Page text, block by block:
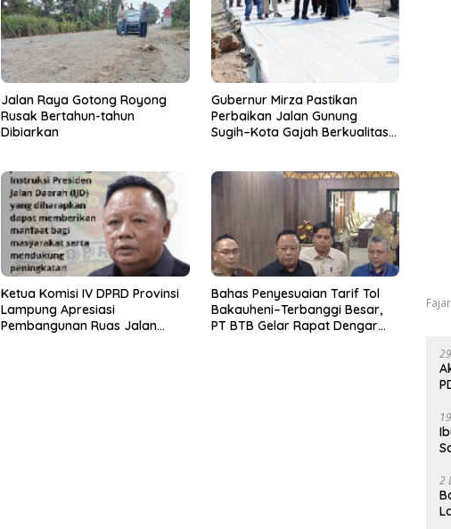
Jalan Raya Gotong Royong
Rusak Bertahun-tahun
Dibiarkan
Gubernur Mirza Pastikan
Perbaikan Jalan Gunung
Sugih–Kota Gajah Berkualitas
Ketua Komisi IV DPRD Provinsi
Lampung Apresiasi
Pembangunan Ruas Jalan
Bahas Penyesuaian Tarif Tol
Bakauheni–Terbanggi Besar,
PT BTB Gelar Rapat Dengar
2